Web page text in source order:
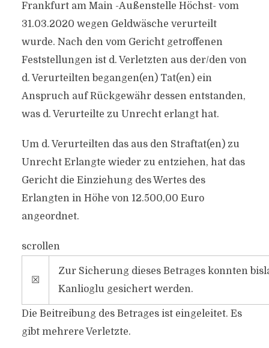
Frankfurt am Main -Außenstelle Höchst- vom
31.03.2020 wegen Geldwäsche verurteilt
wurde. Nach den vom Gericht getroffenen
Feststellungen ist d. Verletzten aus der/den von
d. Verurteilten begangen(en) Tat(en) ein
Anspruch auf Rückgewähr dessen entstanden,
was d. Verurteilte zu Unrecht erlangt hat.
Um d. Verurteilten das aus den Straftat(en) zu
Unrecht Erlangte wieder zu entziehen, hat das
Gericht die Einziehung des Wertes des
Erlangten in Höhe von 12.500,00 Euro
angeordnet.
scrollen
☒
Zur Sicherung dieses Betrages konnten
Kanlioglu gesichert werden.
Die Beitreibung des Betrages ist eingeleitet. Es
gibt mehrere Verletzte.